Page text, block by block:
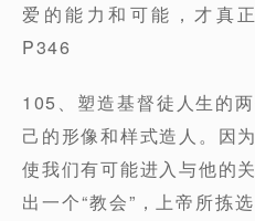
爱的能力和可能，才真
P346
105、塑造基督徒人生的
己的形像和样式造人。因
使我们有可能进入与他的
出一个“教会”，上帝所拣